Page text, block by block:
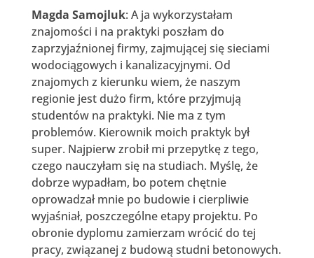
Magda Samojluk: A ja wykorzystałam
znajomości i na praktyki poszłam do
zaprzyjaźnionej firmy, zajmującej się sieciami
wodociągowych i kanalizacyjnymi. Od
znajomych z kierunku wiem, że naszym
regionie jest dużo firm, które przyjmują
studentów na praktyki. Nie ma z tym
problemów. Kierownik moich praktyk był
super. Najpierw zrobił mi przepytkę z tego,
czego nauczyłam się na studiach. Myślę, że
dobrze wypadłam, bo potem chętnie
oprowadzał mnie po budowie i cierpliwie
wyjaśniał, poszczególne etapy projektu. Po
obronie dyplomu zamierzam wrócić do tej
pracy, związanej z budową studni betonowych.